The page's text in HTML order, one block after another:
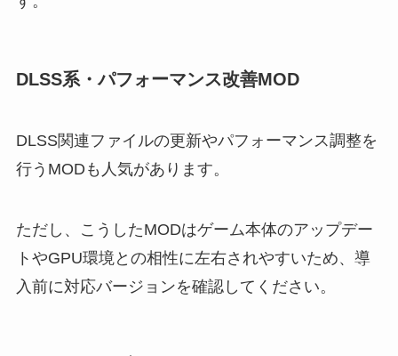
DLSS系・パフォーマンス改善MOD
DLSS関連ファイルの更新やパフォーマンス調整を
行うMODも人気があります。
ただし、こうしたMODはゲーム本体のアップデー
トやGPU環境との相性に左右されやすいため、導
入前に対応バージョンを確認してください。